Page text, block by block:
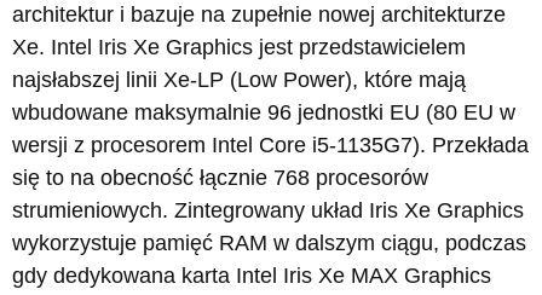
architektur i bazuje na zupełnie nowej architekturze
Xe. Intel Iris Xe Graphics jest przedstawicielem
najsłabszej linii Xe-LP (Low Power), które mają
wbudowane maksymalnie 96 jednostki EU (80 EU w
wersji z procesorem Intel Core i5-1135G7). Przekłada
się to na obecność łącznie 768 procesorów
strumieniowych. Zintegrowany układ Iris Xe Graphics
wykorzystuje pamięć RAM w dalszym ciągu, podczas
gdy dedykowana karta Intel Iris Xe MAX Graphics